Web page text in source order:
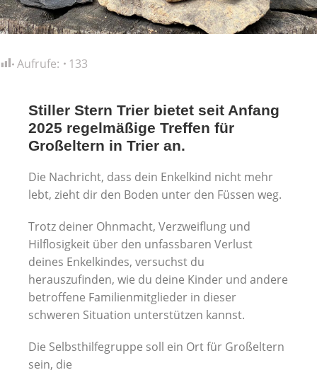
Aufrufe: 133
Stiller Stern Trier bietet seit Anfang
2025 regelmäßige Treffen für
Großeltern in Trier an.
Die Nachricht, dass dein Enkelkind nicht mehr
lebt, zieht dir den Boden unter den Füssen weg.
Trotz deiner Ohnmacht, Verzweiflung und
Hilflosigkeit über den unfassbaren Verlust
deines Enkelkindes, versuchst du
herauszufinden, wie du deine Kinder und andere
betroffene Familienmitglieder in dieser
schweren Situation unterstützen kannst.
Die Selbsthilfegruppe soll ein Ort für Großeltern
sein, die